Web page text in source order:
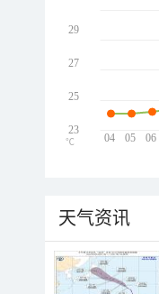
04 05 06
29
27
25
23
℃
天气资讯